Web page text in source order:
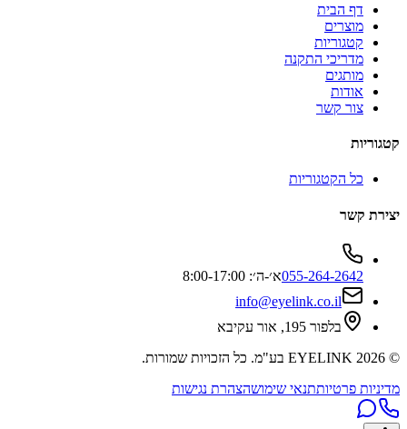
דף הבית
מוצרים
קטגוריות
מדריכי התקנה
מותגים
אודות
צור קשר
קטגוריות
כל הקטגוריות
יצירת קשר
055-264-2642א׳-ה׳: 8:00-17:00
info@eyelink.co.il
בלפור 195, אור עקיבא
©
2026 EYELINK בע"מ
. כל הזכויות שמורות.
מדיניות פרטיותתנאי שימושהצהרת נגישות